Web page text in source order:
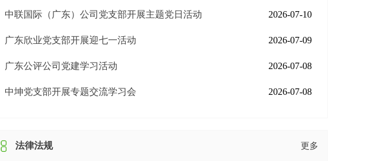
中联国际（广东）公司党支部开展主题党日活动 2026-07-10
广东欣业党支部开展迎七一活动 2026-07-09
广东公评公司党建学习活动 2026-07-08
中坤党支部开展专题交流学习会 2026-07-08
法律法规 更多